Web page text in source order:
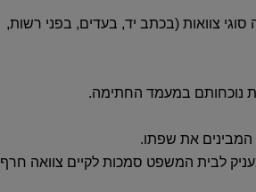
צוואות (בכתב יד, בעדים, בפני רשות,
נוכחותם במעמד החתימה.
המבינים את שפתו.
עד פסול, יכול להוות עילה לפסילת הצוואה. עם זאת, סעיף 25 לחוק הירושה מעניק לבית המשפט סמכות לקיים צוואה חרף